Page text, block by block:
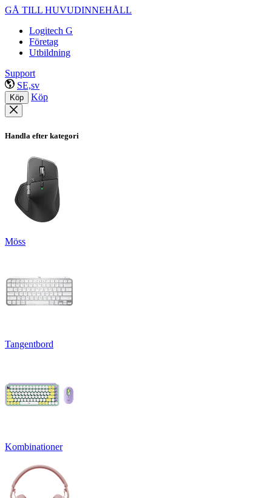
GÅ TILL HUVUDINNEHÅLL
Logitech G
Företag
Utbildning
Support
SE,sv
Köp Köp
Handla efter kategori
Möss
Tangentbord
Kombinationer